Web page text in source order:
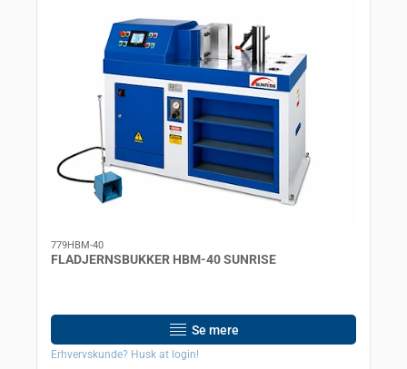
779HBM-40
FLADJERNSBUKKER HBM-40 SUNRISE
Se mere
Erhvervskunde? Husk at login!